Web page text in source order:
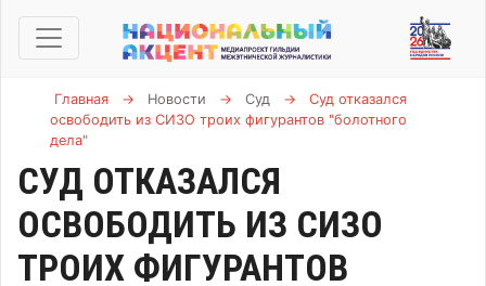
Главная → Новости → Суд →
Суд отказался
освободить из СИЗО троих фигурантов "болотного
дела"
СУД ОТКАЗАЛСЯ
ОСВОБОДИТЬ ИЗ СИЗО
ТРОИХ ФИГУРАНТОВ